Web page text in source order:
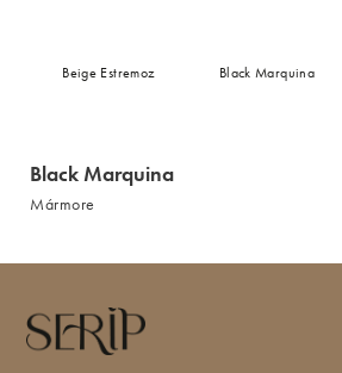
Beige Estremoz Black Marquina
Black Marquina
Mármore